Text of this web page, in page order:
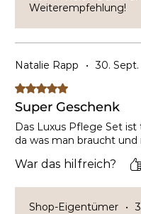
Weiterempfehlung!
Natalie Rapp • 30. Sept.
Mit 5 von 5 Sternen
Super Geschenk
Das Luxus Pflege Set ist
da was man braucht
War das hilfreich?
Shop-Eigentümer •